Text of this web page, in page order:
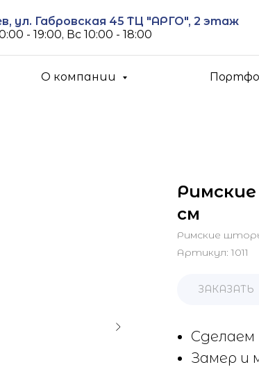
ул. Габровская 45 ТЦ "АРГО", 2 этаж
- 19:00, Вс 10:00 - 18:00
О компании
см
Римские
Артикул: 1011
ЗАКАЗАТЬ
Сделаем
Замер и